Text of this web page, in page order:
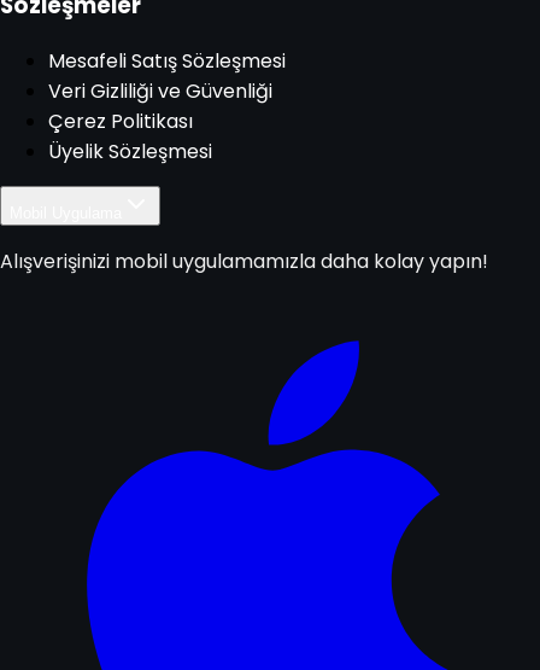
Mesafeli Satış Sözleşmesi
Veri Gizliliği ve Güvenliği
Çerez Politikası
Üyelik Sözleşmesi
Alışverişinizi mobil uygulamamızla daha kolay yapın!